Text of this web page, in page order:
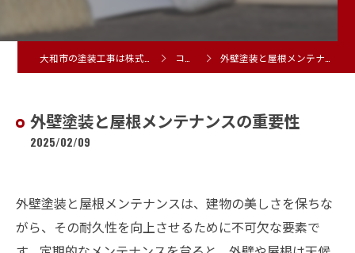
コラム 外壁塗装と屋根メンテナンスの重要性
外壁塗装と屋根メンテナンスの重要性
2025/02/09
外壁塗装と屋根メンテナンスは、建物の美しさを保ちな
がら、その耐久性を向上させるために不可欠な要素で